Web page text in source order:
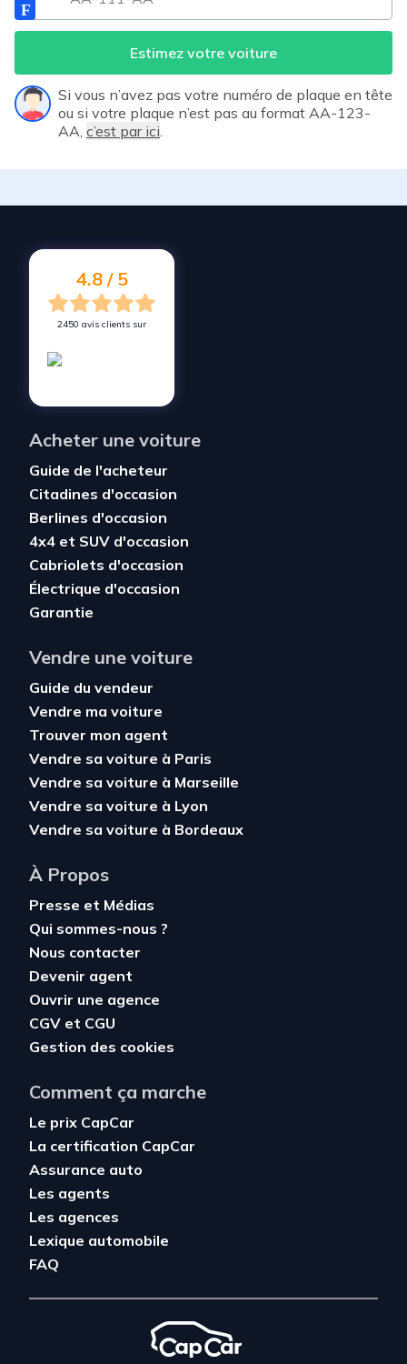
Estimez votre voiture
Si vous n’avez pas votre numéro de plaque en tête
ou si votre plaque n’est pas au format AA-123-
AA, c’est par ici.
4.8 / 5
2450 avis clients sur
Acheter une voiture
Guide de l'acheteur
Citadines d'occasion
Berlines d'occasion
4x4 et SUV d'occasion
Cabriolets d'occasion
Électrique d'occasion
Garantie
Vendre une voiture
Guide du vendeur
Vendre ma voiture
Trouver mon agent
Vendre sa voiture à Paris
Vendre sa voiture à Marseille
Vendre sa voiture à Lyon
Vendre sa voiture à Bordeaux
À Propos
Presse et Médias
Qui sommes-nous ?
Nous contacter
Devenir agent
Ouvrir une agence
CGV et CGU
Gestion des cookies
Comment ça marche
Le prix CapCar
La certification CapCar
Assurance auto
Les agents
Les agences
Lexique automobile
FAQ